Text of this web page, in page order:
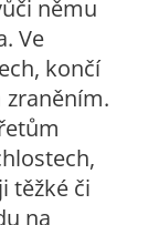
němu
Ve
končí
těžké či
na